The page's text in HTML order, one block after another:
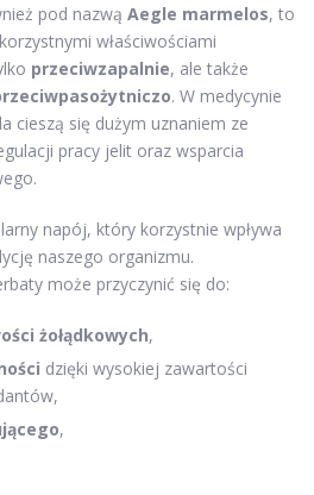
pod nazwą Aegle marmelos, to
właściwościami
przeciwzapalnie, ale także
. W medycynie
cieszą się dużym uznaniem ze
pracy jelit oraz wsparcia
napój, który korzystnie wpływa
naszego organizmu.
może przyczynić się do:
żołądkowych,
dzięki wysokiej zawartości
,